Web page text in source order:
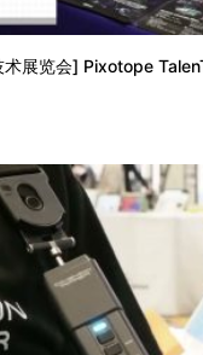
展览会] Pixotope